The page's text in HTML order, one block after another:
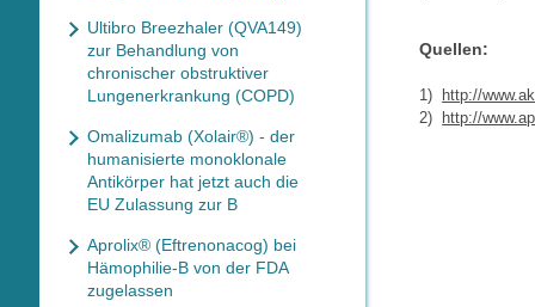
Quellen:
1)
http://
2)
http://
Ultibro Breezhaler (QVA149)
zur Behandlung von
chronischer obstruktiver
Lungenerkrankung (COPD)
Omalizumab (Xolair®) - der
humanisierte monoklonale
Antikörper hat jetzt auch die
EU Zulassung zur B
Aprolix® (Eftrenonacog) bei
Hämophilie-B von der FDA
zugelassen